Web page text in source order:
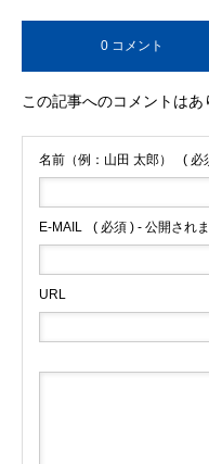
0 コメント
この記事へのコメントはあ
名前（例：山田 太郎） ( 必
E-MAIL ( 必須 ) - 公開され
URL